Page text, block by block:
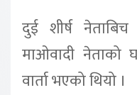
दुई शीर्ष
माओवादी नेताको
वार्ता भएको थियो ।